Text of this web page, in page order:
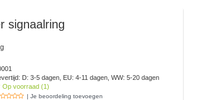
signaalring
D: 3-5 dagen, EU: 4-11 dagen, WW: 5-20 dagen
Op voorraad (1)
| Je beoordeling toevoegen